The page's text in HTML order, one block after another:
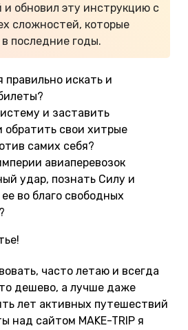
и обновил эту инструкцию с
сложностей, которые
последние годы.
правильно искать и
и заставить
обратить свои хитрые
самих себя?
авиаперевозок
удар, познать Силу и
во благо свободных
часто летаю и всегда
дешево, а лучше даже
лет активных путешествий
над сайтом MAKE-TRIP я